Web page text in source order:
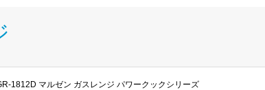
1812D マルゼン ガスレンジ パワークックシリーズ